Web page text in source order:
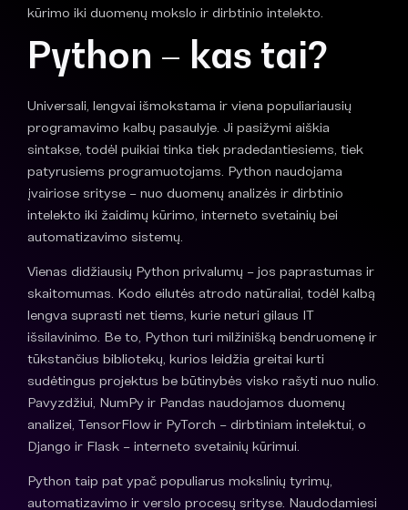
kūrimo iki duomenų mokslo ir dirbtinio intelekto.
Python – kas tai?
Universali, lengvai išmokstama ir viena populiariausių
programavimo kalbų pasaulyje. Ji pasižymi aiškia
sintakse, todėl puikiai tinka tiek pradedantiesiems, tiek
patyrusiems programuotojams. Python naudojama
įvairiose srityse – nuo duomenų analizės ir dirbtinio
intelekto iki žaidimų kūrimo, interneto svetainių bei
automatizavimo sistemų.
Vienas didžiausių Python privalumų – jos paprastumas ir
skaitomumas. Kodo eilutės atrodo natūraliai, todėl kalbą
lengva suprasti net tiems, kurie neturi gilaus IT
išsilavinimo. Be to, Python turi milžinišką bendruomenę ir
tūkstančius bibliotekų, kurios leidžia greitai kurti
sudėtingus projektus be būtinybės visko rašyti nuo nulio.
Pavyzdžiui, NumPy ir Pandas naudojamos duomenų
analizei, TensorFlow ir PyTorch – dirbtiniam intelektui, o
Django ir Flask – interneto svetainių kūrimui.
Python taip pat ypač populiarus mokslinių tyrimų,
automatizavimo ir verslo procesų srityse. Naudodamiesi